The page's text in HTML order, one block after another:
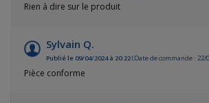
Rien à dire sur le produit
Sylvain Q.
Publié le 09/04/2024 à 20:22(Date de commande : 22/
Pièce conforme